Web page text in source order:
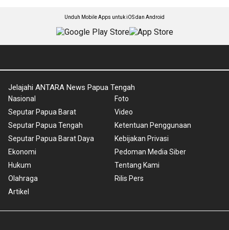
Unduh Mobile Apps untuk iOS dan Android
Jelajahi ANTARA News Papua Tengah
Nasional
Seputar Papua Barat
Seputar Papua Tengah
Seputar Papua Barat Daya
Ekonomi
Hukum
Olahraga
Artikel
Foto
Video
Ketentuan Penggunaan
Kebijakan Privasi
Pedoman Media Siber
Tentang Kami
Rilis Pers